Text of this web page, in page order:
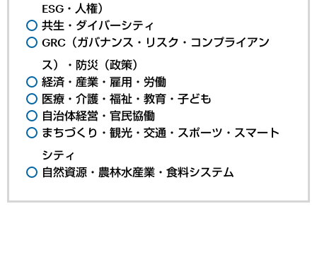
ESG・人権）
共生・ダイバーシティ
GRC（ガバナンス・リスク・コンプライアン
ス）・防災（政策）
経済・産業・雇用・労働
医療・介護・福祉・教育・子ども
自治体経営・官民協働
まちづくり・観光・交通・スポーツ・スマート
シティ
自然資源・農林水産業・食料システム